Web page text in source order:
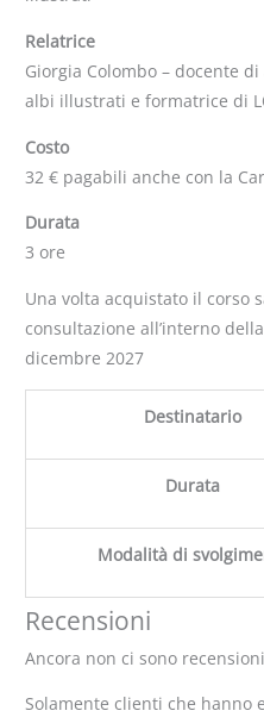
Relatrice
Giorgia Colombo – docente
albi illustrati e formatrice di
Costo
32 € pagabili anche con la
Durata
3 ore
Una volta acquistato il corso
consultazione all’interno
dicembre 2027
Destinatario
Durata
Modalità di
Recensioni
Ancora non ci sono
Solamente clienti che hanno